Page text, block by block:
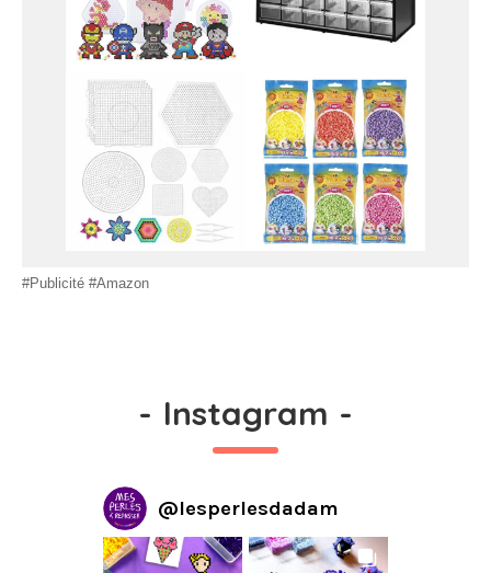
#Publicité #Amazon
- Instagram -
@lesperlesdadam